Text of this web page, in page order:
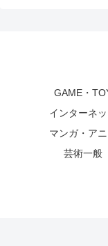
GAME・
インターネッ
マンガ・アニ
芸術一般